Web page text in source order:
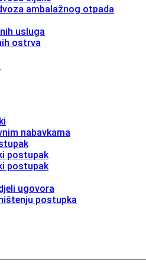
ambalažnog otpada
usluga
ostrva
nabavkama
postupak
postupak
ugovora
postupka